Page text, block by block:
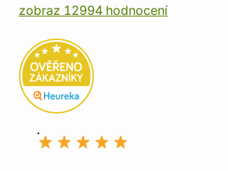
zobraz 12994 hodnocení